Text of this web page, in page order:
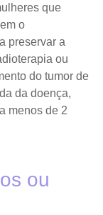
que
o
preservar a
ou
do tumor de
da doença,
menos de 2
ou